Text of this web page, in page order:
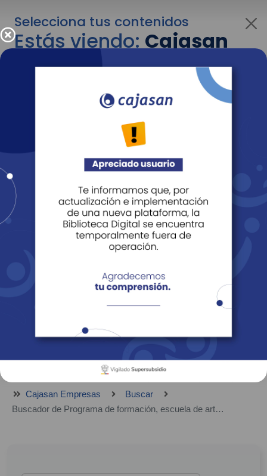
Selecciona tus contenidos
Estás viendo:Cajasan
para empresas
Para cambiar al contenido de tu interés más
adelante recuerda utilizar el menú
Entendido
Revista Fácil Vivir
Sedes Directorio Servicios En Línea
Cajasan Empresas
Buscar
Buscador de Programa de formación, escuela de arte, escuela deportiva